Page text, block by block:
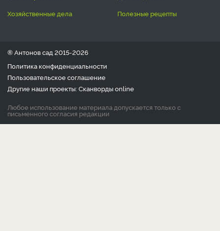
хозяйственные дела
полезные рецепты
® Антонов сад 2015-2026
Политика конфиденциальности
Пользовательское соглашение
Другие наши проекты: Сканвордыonline
Любое использование материала допускается только с
письменного согласия редакции